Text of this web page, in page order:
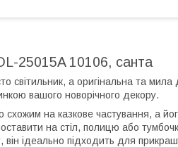
25015A 10106, санта
світильник, а оригінальна та мила
вашого новорічного декору.
схожим на казкове частування, а
на стіл, полицю або
ідеально підходить для